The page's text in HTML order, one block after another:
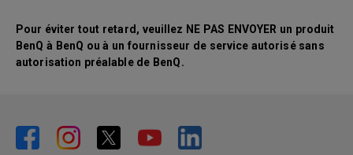
Pour éviter tout retard, veuillez NE PAS ENVOYER un produit
BenQ à BenQ ou à un fournisseur de service autorisé sans
autorisation préalable de BenQ.